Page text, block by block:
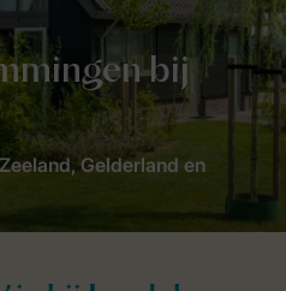
bij
Gelderland en